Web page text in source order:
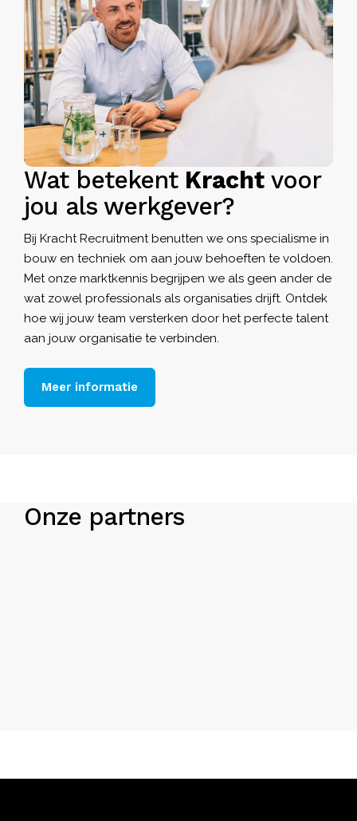
Wat betekent Kracht voor
jou als werkgever?
Bij Kracht Recruitment benutten we ons specialisme in
bouw en techniek om aan jouw behoeften te voldoen.
Met onze marktkennis begrijpen we als geen ander de
wat zowel professionals als organisaties drijft. Ontdek
hoe wij jouw team versterken door het perfecte talent
aan jouw organisatie te verbinden.
Meer informatie
Onze partners